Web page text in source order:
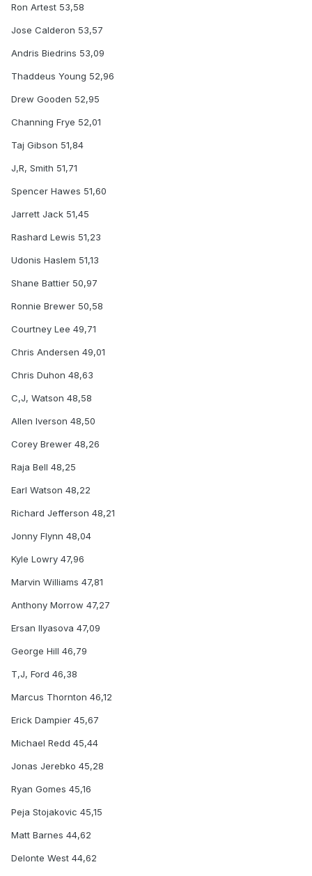
Ron Artest 53,58
Jose Calderon 53,57
Andris Biedrins 53,09
Thaddeus Young 52,96
Drew Gooden 52,95
Channing Frye 52,01
Taj Gibson 51,84
J,R, Smith 51,71
Spencer Hawes 51,60
Jarrett Jack 51,45
Rashard Lewis 51,23
Udonis Haslem 51,13
Shane Battier 50,97
Ronnie Brewer 50,58
Courtney Lee 49,71
Chris Andersen 49,01
Chris Duhon 48,63
C,J, Watson 48,58
Allen Iverson 48,50
Corey Brewer 48,26
Raja Bell 48,25
Earl Watson 48,22
Richard Jefferson 48,21
Jonny Flynn 48,04
Kyle Lowry 47,96
Marvin Williams 47,81
Anthony Morrow 47,27
Ersan Ilyasova 47,09
George Hill 46,79
T,J, Ford 46,38
Marcus Thornton 46,12
Erick Dampier 45,67
Michael Redd 45,44
Jonas Jerebko 45,28
Ryan Gomes 45,16
Peja Stojakovic 45,15
Matt Barnes 44,62
Delonte West 44,62